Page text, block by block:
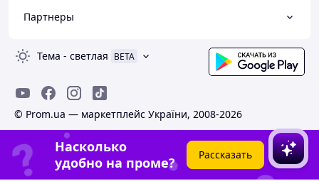
Партнеры
Тема - светлая BETA
© Prom.ua — маркетплейс України, 2008-2026
Насколько
удобно на проме?
Рассказать